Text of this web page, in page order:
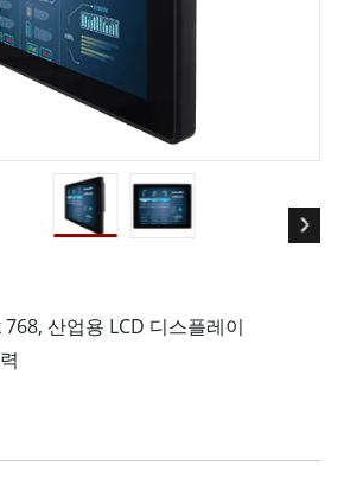
산업용 LCD 디스플레이